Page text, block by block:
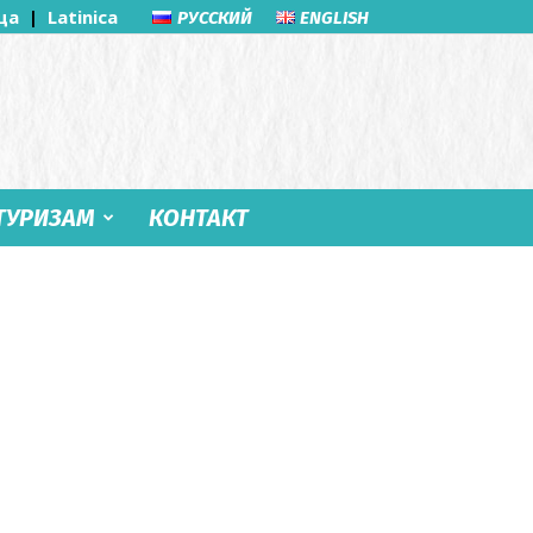
| Latinica РУССКИЙ ENGLISH
КОНТАКТ